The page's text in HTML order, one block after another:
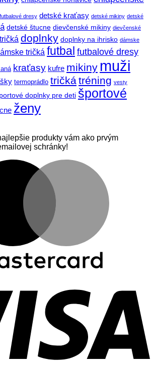
dresy detské kraťasy detské mikiny detské
detské štucne dievčenské mikiny dievčenské
doplnky doplnky na ihrisko dámske
tričká futbal futbalové dresy
kraťasy kufre mikiny muži
termoprádlo tričká tréning vesty
doplnky pre deti športové
ženy
produkty vám ako prvým
schránky!